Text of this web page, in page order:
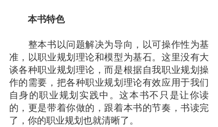
本书特色
整本书以问题解决为导向，以可操作性为基
准，以职业规划理论和模型为基石。这里没有大
谈各种职业规划理论，而是根据自我职业规划操
作的需要，把各种职业规划理论有效应用于我们
自身的职业规划实践中。这本书不只是让你读
的，更是带着你做的，跟着本书的节奏，书读完
了，你的职业规划也就清晰了。